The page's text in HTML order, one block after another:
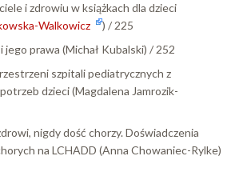
i zdrowiu w książkach dla dzieci
Walkowicz
) / 225
prawa (Michał Kubalski) / 252
szpitali pediatrycznych z
dzieci (Magdalena Jamrozik-
nigdy dość chorzy. Doświadczenia
na LCHADD (Anna Chowaniec-Rylke)